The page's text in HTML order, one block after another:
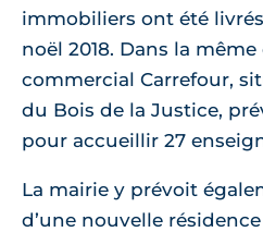
immobiliers ont été
noël 2018. Dans la
commercial Carrefour,
du Bois de la Justice,
pour accueillir 27
La mairie y prévoit
d’une nouvelle